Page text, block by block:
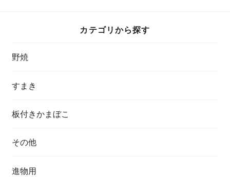
カテゴリから探す
野焼
すまき
板付きかまぼこ
その他
進物用